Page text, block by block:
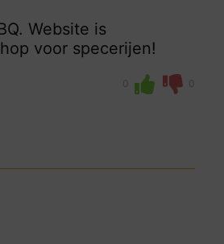
Website is
voor specerijen!
0 0